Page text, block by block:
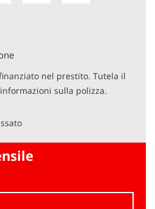
nel prestito. Tutela il
sulla polizza.